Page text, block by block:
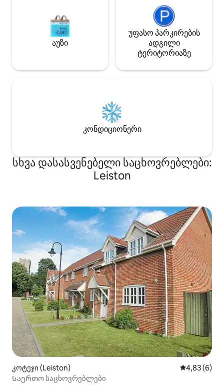
აუზი
უფასო პარკირების
ადგილი
ტერიტორიაზე
კონდიციონერი
სხვა დასასვენებელი საცხოვრებლები:
Leiston
კოტეჯი (Leiston) საშუალო
4,83 (6)
Საერთო საცხოვრებლები